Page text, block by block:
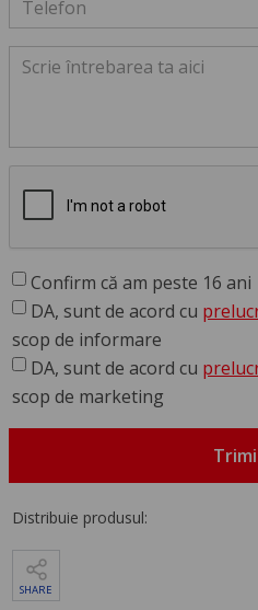
Confirm că am peste 16 ani
DA, sunt de acord cu
scop de informare
DA, sunt de acord cu
scop de marketing
Distribuie produsul:
SHARE